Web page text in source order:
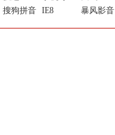
搜狗拼音 IE8 暴风影音